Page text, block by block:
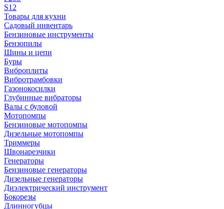
S12
Товары для кухни
Садовый инвентарь
Бензиновые инструменты
Бензопилы
Шины и цепи
Буры
Виброплиты
Вибротрамбовки
Газонокосилки
Глубинные вибраторы
Валы с буловой
Мотопомпы
Бензиновые мотопомпы
Дизельные мотопомпы
Триммеры
Швонарезчики
Генераторы
Бензиновые генераторы
Дизельные генераторы
Диэлектрический инструмент
Бокорезы
Длинногубцы